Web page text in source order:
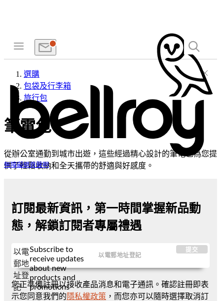
無障礙網頁聲明
選購
包袋及行李箱
旅行包
筆電包
從辦公室通勤到城市出遊，這些經過精心設計的筆電包為您提
供了輕鬆收納和全天攜帶的舒適與好感度。
訂閱最新資訊，第一時間掌握新品動
態，解鎖訂閱者專屬禮遇
以電
郵地
址登
記
Subscribe to
receive updates
about new
products and
promotions
提交
您正準備註冊以接收產品消息和電子通訊。確認註冊即表
示您同意我們的 隱私權政策 ，而您亦可以隨時選擇取消訂